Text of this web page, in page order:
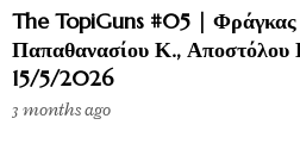
The TopiGuns #05 | Φράγκας
Παπαθανασίου Κ.,
15/5/2026
3 months ago